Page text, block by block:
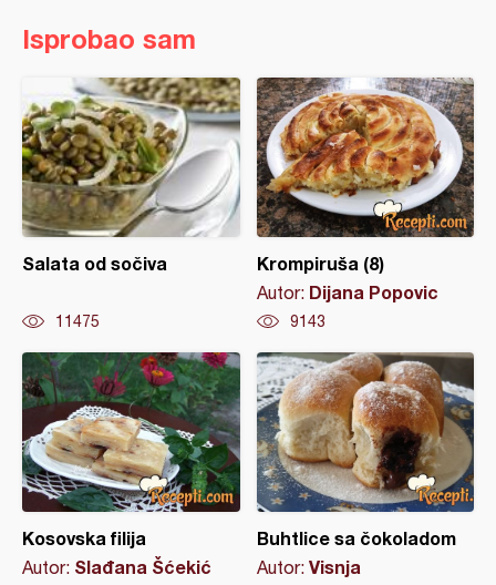
Isprobao sam
Salata od sočiva
11475
Krompiruša (8)
Autor: Dijana Popovic
9143
Kosovska filija
Autor: Slađana Šćekić
Buhtlice sa čokoladom
Autor: Visnja